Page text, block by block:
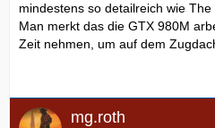
mindestens so detailreich wie The
Man merkt das die GTX 980M
Zeit nehmen, um auf dem
mg.roth